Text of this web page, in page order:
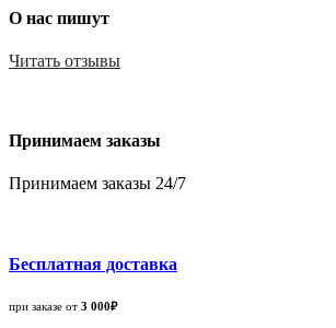
О нас пишут
Читать отзывы
Принимаем заказы
Принимаем заказы 24/7
Бесплатная доставка
при заказе от 3 000₽